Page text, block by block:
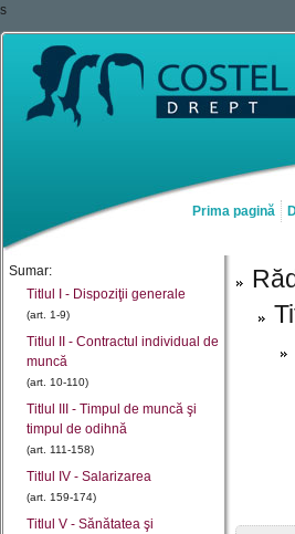
s
Prima pagină
Sumar:
Titlul I - Dispoziţii generale
(art. 1-9)
Titlul II - Contractul individual de
muncă
(art. 10-110)
Titlul III - Timpul de muncă şi
timpul de odihnă
(art. 111-158)
Titlul IV - Salarizarea
(art. 159-174)
Titlul V - Sănătatea şi